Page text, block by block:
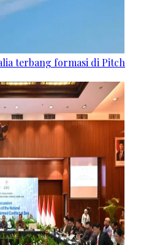
terbang formasi di Pitch